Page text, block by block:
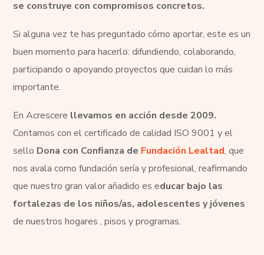
se construye con compromisos concretos.
Si alguna vez te has preguntado cómo aportar, este es un
buen momento para hacerlo: difundiendo, colaborando,
participando o apoyando proyectos que cuidan lo más
importante.
En Acrescere llevamos en acción desde 2009.
Contamos con el certificado de calidad ISO 9001 y el
sello Dona con Confianza de Fundación Lealtad, que
nos avala como fundación sería y profesional, reafirmando
que nuestro gran valor añadido es educar bajo las
fortalezas de los niños/as, adolescentes y jóvenes
de nuestros hogares , pisos y programas.